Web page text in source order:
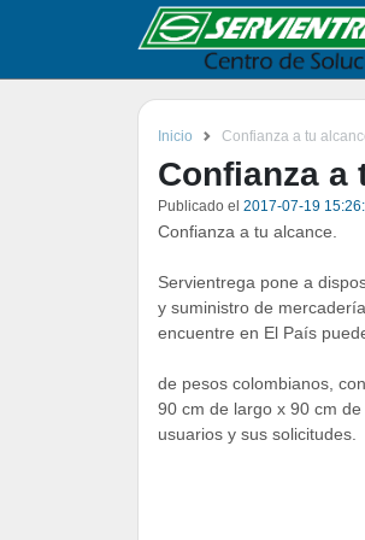
Inicio Confianza a tu
Confianza a
Publicado el 2017-07-19
Confianza a tu alcance.
Servientrega pone a
y suministro de
encuentre en El País
de pesos colombianos,
90 cm de largo x 90 cm
usuarios y sus solicitudes.